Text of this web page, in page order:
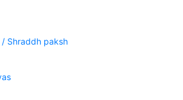
/ Shraddh paksh